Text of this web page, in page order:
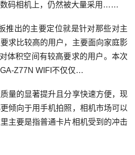
码相机上，仍然被大量采用……
出的主要定位就是针对那些对主
求比较高的用户，主要面向家庭影
体积空间有较高要求的用户。本次
Z77N WIFI不仅仅…
的显著提升且分享快速方便，现
倾向于用手机拍照，相机市场可以
主要是指普通卡片相机受到的冲击